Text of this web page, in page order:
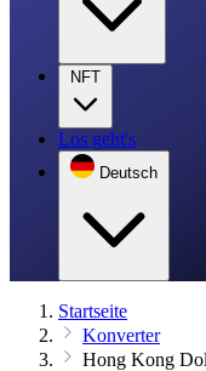
NFT
Los geht's
Deutsch
Startseite
Konverter
Hong Kong